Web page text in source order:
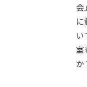
会
室
か